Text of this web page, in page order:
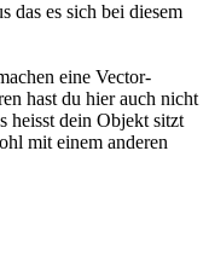
das es sich bei diesem
eine Vector-
hast du hier auch nicht
heisst dein Objekt sitzt
mit einem anderen